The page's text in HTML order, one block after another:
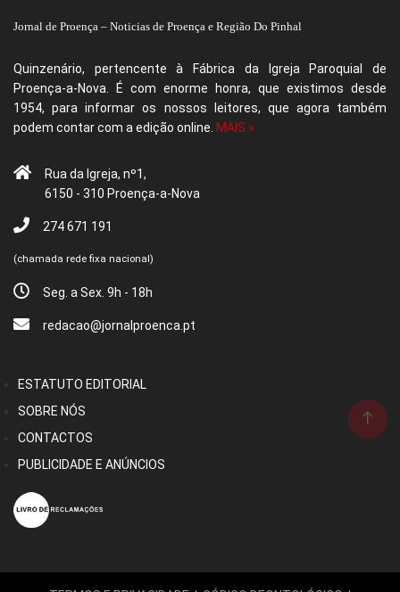
Jornal de Proença – Noticias de Proença e Região Do Pinhal
Quinzenário, pertencente à Fábrica da Igreja Paroquial de
Proença-a-Nova. É com enorme honra, que existimos desde
1954, para informar os nossos leitores, que agora também
podem contar com a edição online. MAIS »
Rua da Igreja, nº1,
6150 - 310 Proença-a-Nova
274 671 191
(chamada rede fixa nacional)
Seg. a Sex. 9h - 18h
redacao@jornalproenca.pt
ESTATUTO EDITORIAL
SOBRE NÓS
CONTACTOS
PUBLICIDADE E ANÚNCIOS